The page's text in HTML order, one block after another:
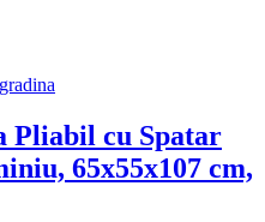
Pliabil cu Spatar
65x55x107 cm,